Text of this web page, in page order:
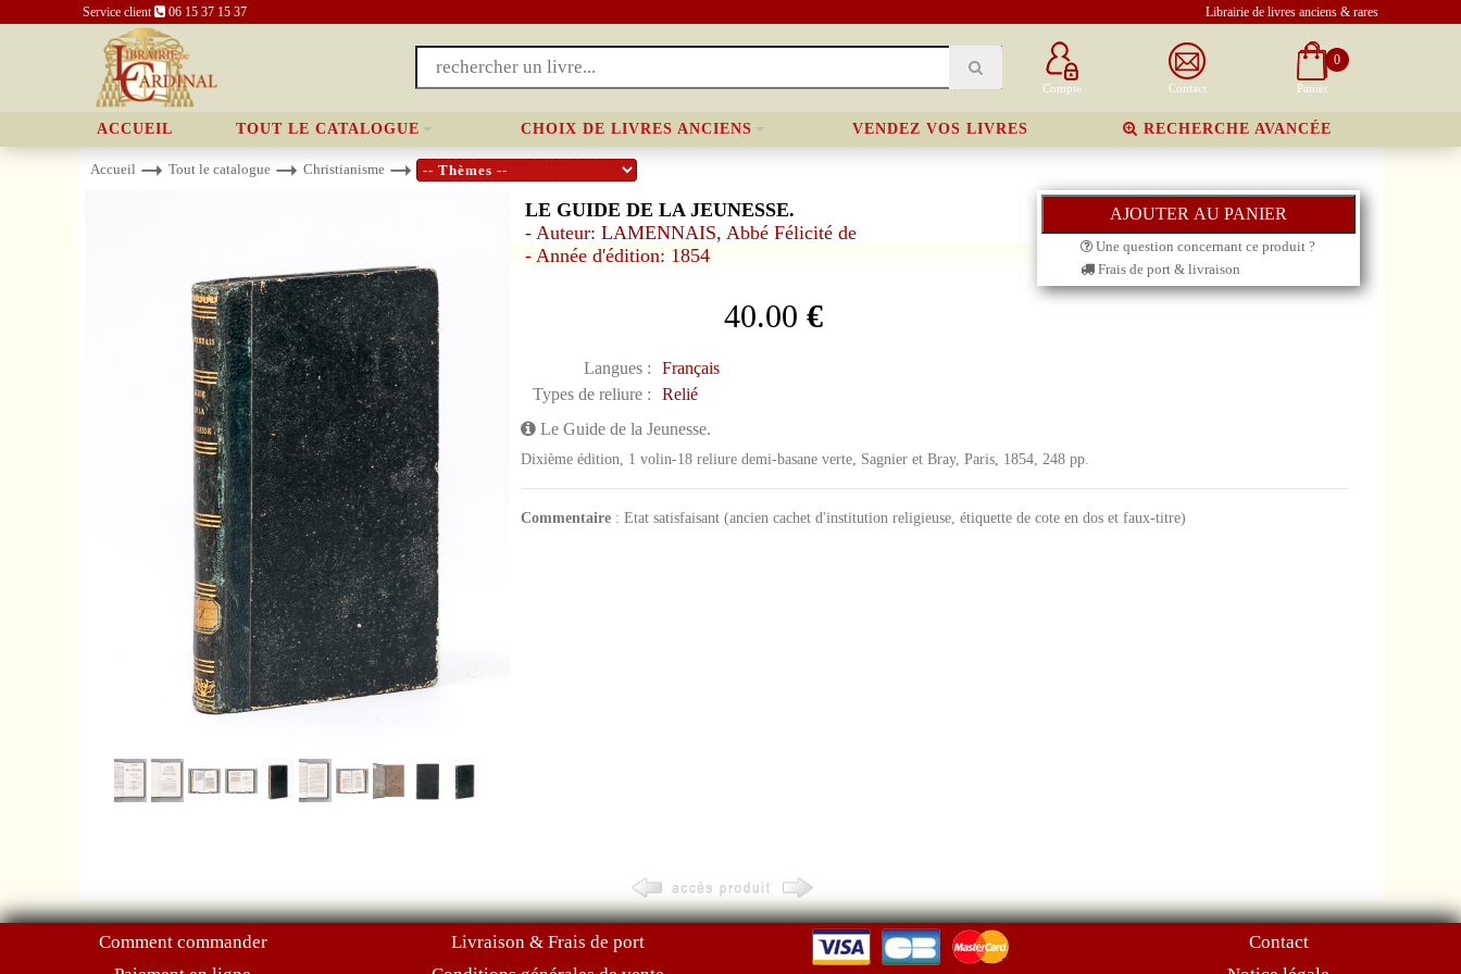
Service client 06 15 37 15 37 Librairie de livres anciens & rares
Compte Contact
0
Panier
ACCUEIL TOUT LE CATALOGUE CHOIX DE LIVRES ANCIENS VENDEZ VOS LIVRES RECHERCHE AVANCÉE
Accueil Tout le catalogue Christianisme
LE GUIDE DE LA JEUNESSE.
- Auteur: LAMENNAIS, Abbé Félicité de
- Année d'édition: 1854
40.00 €
Langues :
Français
Types de reliure :
Relié
Une question concernant ce produit ?
Frais de port & livraison
Le Guide de la Jeunesse.
Dixième édition, 1 volin-18 reliure demi-basane verte, Sagnier et Bray, Paris, 1854, 248 pp.
Commentaire: Etat satisfaisant (ancien cachet d'institution religieuse, étiquette de cote en dos et faux-titre)
Comment commander
Livraison & Frais de port
Contact